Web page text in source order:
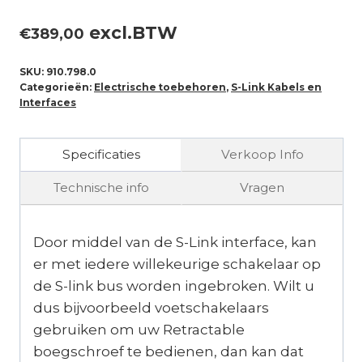
€389,00 excl.BTW
SKU: 910.798.0
Categorieën: Electrische toebehoren, S-Link Kabels en
Interfaces
Specificaties Verkoop Info
Technische info Vragen
Door middel van de S-Link interface, kan
er met iedere willekeurige schakelaar op
de S-link bus worden ingebroken. Wilt u
dus bijvoorbeeld voetschakelaars
gebruiken om uw Retractable
boegschroef te bedienen, dan kan dat